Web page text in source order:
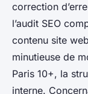
correction
l’audit SEO
contenu site
minutieuse de
Paris 10+, la
interne.